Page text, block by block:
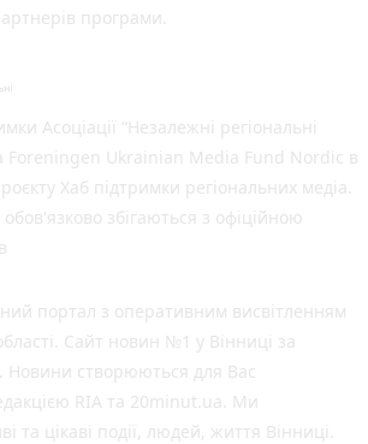
програми.
Асоціації “Незалежні регіональні
Foreningen Ukrainian Media Fund Nordic в
Хаб підтримки регіональних медіа.
збігаються з офіційною
портал з оперативним висвітленням
Сайт новин №1 у Вінниці за
Новини створюються для Вас
RIA та 20minut.ua. Ми
та цікаві події, людей, життя Вінниці.